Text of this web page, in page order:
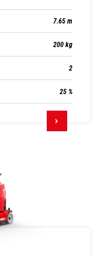
Chariots
élévateurs à mâts
7.65 m
200 kg
2
25 %